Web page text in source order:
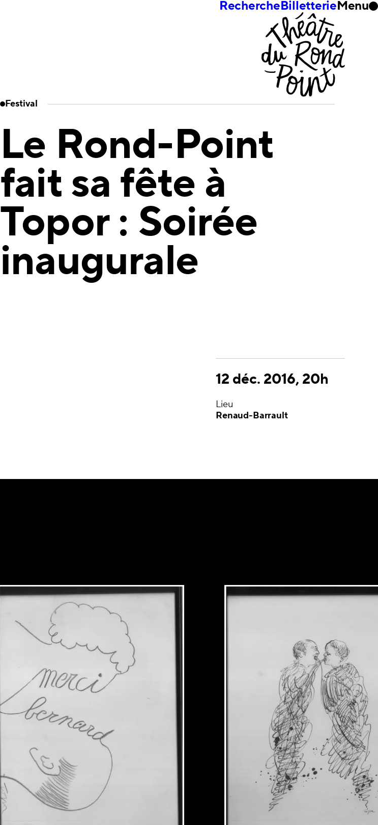
RechercheBilletterieMenu
Festival
Le Rond-Point
fait sa fête à
Topor : Soirée
inaugurale
12 déc. 2016, 20h
Lieu
Renaud-Barrault